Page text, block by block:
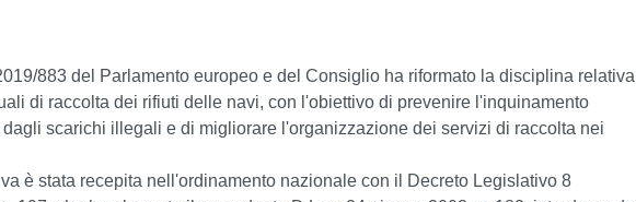
883 del Parlamento europeo e del Consiglio ha riformato la disciplina relativa
di raccolta dei rifiuti delle navi, con l'obiettivo di prevenire l'inquinamento
scarichi illegali e di migliorare l'organizzazione dei servizi di raccolta nei
è stata recepita nell'ordinamento nazionale con il Decreto Legislativo 8